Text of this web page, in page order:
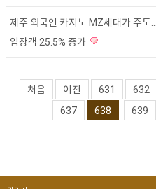
제주 외국인 카지노 MZ세대가 주도…
입장객 25.5% 증가
처음 이전 631 632
637
638 639